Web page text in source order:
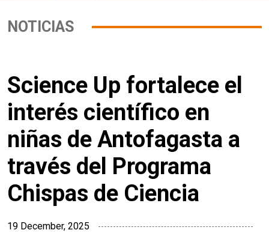
NOTICIAS
Science Up fortalece el
interés científico en
niñas de Antofagasta a
través del Programa
Chispas de Ciencia
19 December, 2025